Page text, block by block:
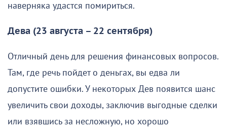
наверняка удастся помириться.
Дева (23 августа – 22 сентября)
Отличный день для решения финансовых вопросов.
Там, где речь пойдет о деньгах, вы едва ли
допустите ошибки. У некоторых Дев появится шанс
увеличить свои доходы, заключив выгодные сделки
или взявшись за несложную, но хорошо